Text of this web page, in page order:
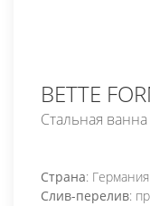
BETTE
Стальная
Страна: Германия
Слив-перелив: